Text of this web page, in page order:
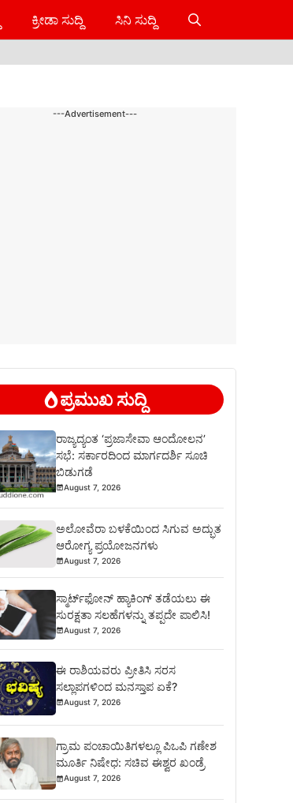
ಕ್ರೀಡಾ ಸುದ್ದಿ ಸಿನಿ ಸುದ್ದಿ
---Advertisement---
ಪ್ರಮುಖ ಸುದ್ದಿ
ರಾಜ್ಯದ್ಯಂತ ‘ಪ್ರಜಾಸೇವಾ ಆಂದೋಲನ’
ಸಭೆ: ಸರ್ಕಾರದಿಂದ ಮಾರ್ಗದರ್ಶಿ ಸೂಚಿ
ಬಿಡುಗಡೆ
August 7, 2026
ಅಲೋವೆರಾ ಬಳಕೆಯಿಂದ ಸಿಗುವ ಅದ್ಭುತ
ಆರೋಗ್ಯ ಪ್ರಯೋಜನಗಳು
August 7, 2026
ಸ್ಮಾರ್ಟ್‌ಫೋನ್ ಹ್ಯಾಕಿಂಗ್ ತಡೆಯಲು ಈ
ಸುರಕ್ಷತಾ ಸಲಹೆಗಳನ್ನು ತಪ್ಪದೇ ಪಾಲಿಸಿ!
August 7, 2026
ಈ ರಾಶಿಯವರು ಪ್ರೀತಿಸಿ ಸರಸ
ಸಲ್ಲಾಪಗಳಿಂದ ಮನಸ್ತಾಪ ಏಕೆ?
August 7, 2026
ಗ್ರಾಮ ಪಂಚಾಯಿತಿಗಳಲ್ಲೂ ಪಿಒಪಿ ಗಣೇಶ
ಮೂರ್ತಿ ನಿಷೇಧ: ಸಚಿವ ಈಶ್ವರ ಖಂಡ್ರೆ
August 7, 2026